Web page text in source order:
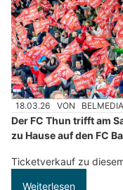
18.03.26 VON
Der FC Thun trifft am
zu Hause auf den FC
Ticketverkauf zu
Weiterlesen